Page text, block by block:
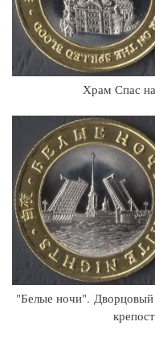
Храм Спас
"Белые ночи". Дворцовый